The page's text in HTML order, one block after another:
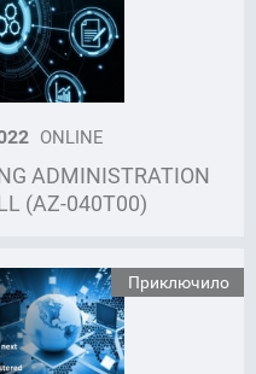
ONLINE
ADMINISTRATION
(AZ-040T00)
Приключило